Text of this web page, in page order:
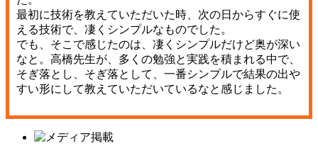
最初に技術を教えていただいた時、次の日からすぐに使
える技術で、凄くシンプルなものでした。
でも、そこで感じたのは、凄くシンプルだけど奥が深い
なと。高橋先生が、多くの勉強と実践を積まれる中で、
そぎ落とし、そぎ落として、一番シンプルで結果の出や
すい形にして教えていただいているなと感じました。